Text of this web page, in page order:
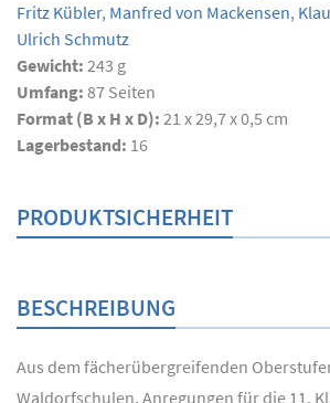
Fritz Kübler, Manfred von Mackensen,
Ulrich Schmutz
Gewicht: 243 g
Umfang: 87 Seiten
Format (B x H x D): 21 x 29,7 x 0,5 cm
Lagerbestand: 16
PRODUKTSICHERHEIT
BESCHREIBUNG
Aus dem fächerübergreifenden
Waldorfschulen, Anregungen für die 11.